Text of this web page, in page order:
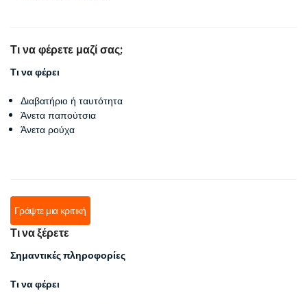
Τι να φέρετε μαζί σας;
Τι να φέρει
Διαβατήριο ή ταυτότητα
Άνετα παπούτσια
Άνετα ρούχα
Γράψτε μια κριτική
Τι να ξέρετε
Σημαντικές πληροφορίες
Τι να φέρει